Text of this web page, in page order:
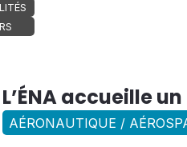
L’ÉNA accueille
AÉRONAUTIQUE /